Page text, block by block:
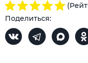
Поделиться: